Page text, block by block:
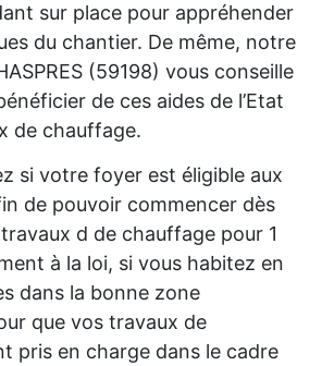
sur place pour appréhender
du chantier. De même, notre
(59198) vous conseille
de ces aides de l’Etat
de chauffage.
si votre foyer est éligible aux
de pouvoir commencer dès
d de chauffage pour 1
à la loi, si vous habitez en
dans la bonne zone
que vos travaux de
pris en charge dans le cadre